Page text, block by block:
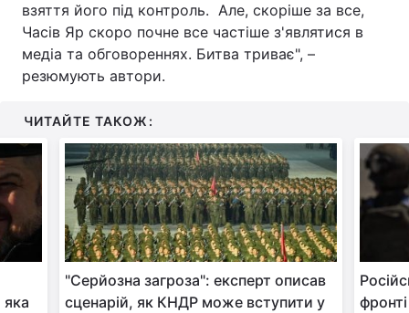
взяття його під контроль. Але, скоріше за все,
Часів Яр скоро почне все частіше з'являтися в
медіа та обговореннях. Битва триває", –
резюмують автори.
ЧИТАЙТЕ ТАКОЖ:
"Серйозна загроза": експерт описав
сценарій, як КНДР може вступити у